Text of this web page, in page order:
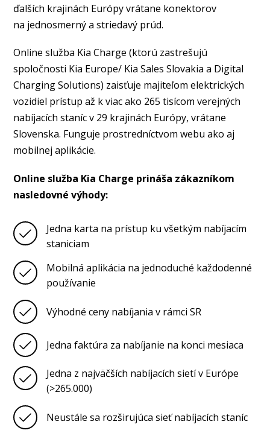
ďalších krajinách Európy vrátane konektorov
na jednosmerný a striedavý prúd.
Online služba Kia Charge (ktorú zastrešujú
spoločnosti Kia Europe/ Kia Sales Slovakia a Digital
Charging Solutions) zaisťuje majiteľom elektrických
vozidiel prístup až k viac ako 265 tisícom verejných
nabíjacích staníc v 29 krajinách Európy, vrátane
Slovenska. Funguje prostredníctvom webu ako aj
mobilnej aplikácie.
Online služba Kia Charge prináša zákazníkom
nasledovné výhody:
Jedna karta na prístup ku všetkým nabíjacím
staniciam
Mobilná aplikácia na jednoduché každodenné
používanie
Výhodné ceny nabíjania v rámci SR
Jedna faktúra za nabíjanie na konci mesiaca
Jedna z najväčších nabíjacích sietí v Európe
(>265.000)
Neustále sa rozširujúca sieť nabíjacích staníc